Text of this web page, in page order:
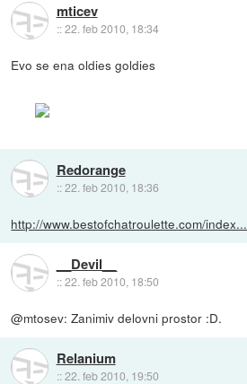
mticev
::22. feb 2010, 18:34
Evo se ena oldies goldies
Redorange
::22. feb 2010, 18:36
http://www.bestofchatroulette.com/index...
__Devil__
::22. feb 2010, 18:50
@mtosev: Zanimiv delovni prostor :D.
Relanium
::22. feb 2010, 19:50